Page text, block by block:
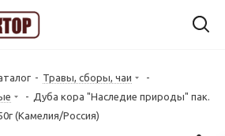
- Травы, сборы, чаи
-
- Дуба кора "Наследие природы" пак.
(Камелия/Россия)